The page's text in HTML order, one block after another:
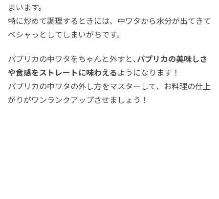
まいます。
特に炒めて調理するときには、中ワタから水分が出てきて
ベシャっとしてしまいがちです。
パプリカの中ワタをちゃんと外すと､パプリカの美味しさ
や食感をストレートに味わえるようになります！
パプリカの中ワタの外し方をマスターして、お料理の仕上
がりがワンランクアップさせましょう！